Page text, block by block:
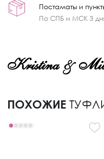
Постаматы и
По СПБ и МСК 3
ПОХОЖИЕ